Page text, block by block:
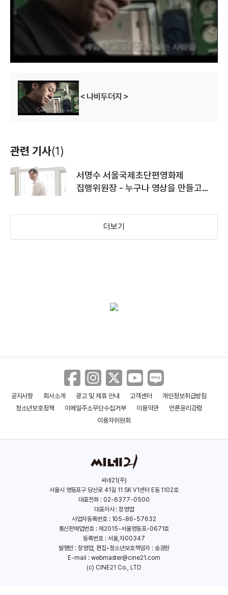
＜나비두더지＞
관련 기사(1)
서명수 서울국제초단편영화제
집행위원장 - 누구나 영상을 만들고
더보기
공지사항 회사소개 광고 및 제휴 안내 고객센터
개인정보취급방침
청소년보호정책
이메일주소무단수집거부 이용약관
언론윤리강령
이용자위원회
씨네21(주)
서울시 영등포구 당산로 41길 11 SK V1센터 E동 1102호
대표전화 : 02-6377-0500
대표이사 : 장영엽
사업자등록번호 : 105-86-57632
통신판매업번호 : 제2015-서울영등포-0671호
등록번호 : 서울,자00347
발행인 : 장영엽, 편집•청소년보호책임자 : 송경원
E-mail : webmaster@cine21.com
(c) CINE21 Co., LTD